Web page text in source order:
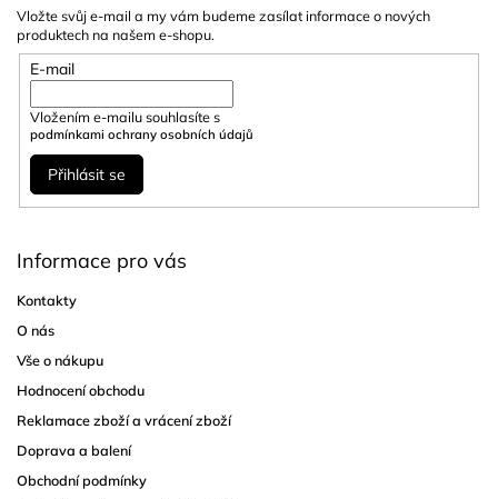
Vložte svůj e-mail a my vám budeme zasílat informace o nových
produktech na našem e-shopu.
E-mail
Vložením e-mailu souhlasíte s
podmínkami ochrany osobních údajů
Přihlásit se
Informace pro vás
Kontakty
O nás
Vše o nákupu
Hodnocení obchodu
Reklamace zboží a vrácení zboží
Doprava a balení
Obchodní podmínky